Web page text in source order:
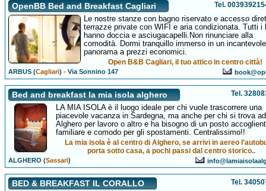
OpenBB Bed and Breakfast Cagliari Tel.
Le nostre stanze con bagno riservato e accesso
terrazze private con WIFI e aria condizionata. Tutti i
hanno doccia e asciugacapelli.Non rinunciare alla
comodità. Dormi tranquillo immerso in un incantevole
panorama a prezzi economici.
Open B&B Cagliari, il tuo attico in centro città!
ARBUS (Cagliari) -Via Sonnino 147
Bed and breakfast la mia isola alghero Tel.
LA MIA ISOLA è il luogo ideale per chi vuole trascorrere una
piacevole vacanza in Sardegna, ma anche per chi si trova ad
Alghero per lavoro o altro e ha bisogno di un posto
familiare e comodo per gli spostamenti. Centralissimo!!
La mia isola è al centro di Alghero, se arrivi in aereo
porta sotto casa, a pochi passi dal centro storico..
ALGHERO (Sassari)
BED & BREAKFAST IL CORALLO Tel.